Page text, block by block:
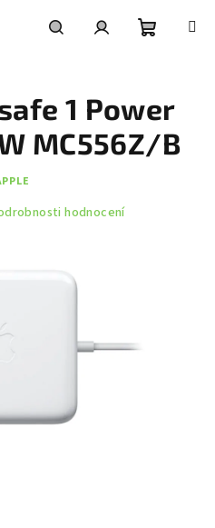
košík
1 Power
MC556Z/B
hodnocení